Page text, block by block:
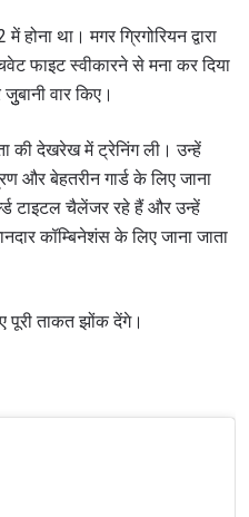
था। मगर ग्रिगोरियन द्वारा
फाइट स्वीकारने से मना कर दिया
वार किए।
की देखरेख में ट्रेनिंग ली। उन्हें
और बेहतरीन गार्ड के लिए जाना
टाइटल चैलेंजर रहे हैं और उन्हें
कॉम्बिनेशंस के लिए जाना जाता
पूरी ताकत झोंक देंगे।